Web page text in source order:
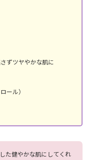
ずツヤやかな肌に
ール）
た健やかな肌にしてくれ